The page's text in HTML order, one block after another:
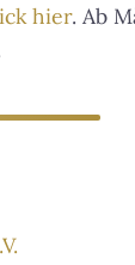
hier. Ab